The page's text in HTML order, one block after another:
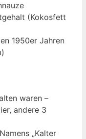
(Kokosfett
1950er Jahren
waren –
andere 3
„Kalter